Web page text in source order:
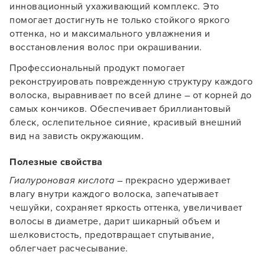
инновационный ухаживающий комплекс. Это
помогает достигнуть не только стойкого яркого
оттенка, но и максимального увлажнения и
восстановления волос при окрашивании.
Профессиональный продукт помогает
реконструировать поврежденную структуру каждого
волоска, выравнивает по всей длине – от корней до
самых кончиков. Обеспечивает бриллиантовый
блеск, ослепительное сияние, красивый внешний
вид на зависть окружающим.
Полезные свойства
Гиалуроновая кислота – прекрасно удерживает
влагу внутри каждого волоска, запечатывает
чешуйки, сохраняет яркость оттенка, увеличивает
волосы в диаметре, дарит шикарный объем и
шелковистость, предотвращает спутывание,
облегчает расчесывание.
Заяц–робот